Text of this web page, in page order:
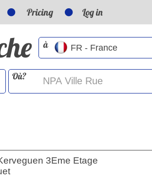
Pricing Log in
à
Où?
3Eme Etage